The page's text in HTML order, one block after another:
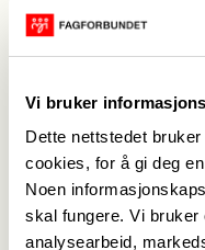
Vi bruker
Dette nettstedet
cookies, for å gi deg
Noen
skal fungere. Vi
analysearbeid,
Årsmøte og
Fagdag 20-
18. november
Høringssvar om
regulering av
taushetsplikt i